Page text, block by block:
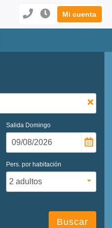
Mi cuenta
Salida Domingo
Pers. por habitación
Buscar